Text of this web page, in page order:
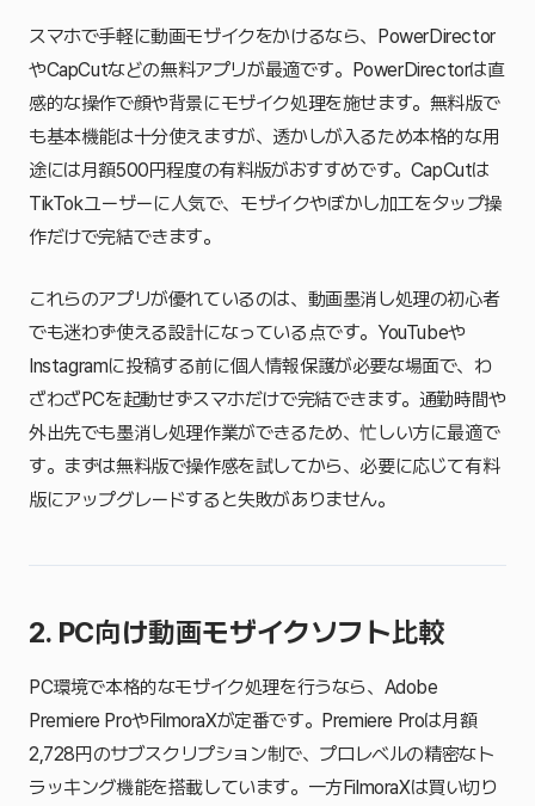
スマホで手軽に動画モザイクをかけるなら、PowerDirector
やCapCutなどの無料アプリが最適です。PowerDirectorは直
感的な操作で顔や背景にモザイク処理を施せます。無料版で
も基本機能は十分使えますが、透かしが入るため本格的な用
途には月額500円程度の有料版がおすすめです。CapCutは
TikTokユーザーに人気で、モザイクやぼかし加工をタップ操
作だけで完結できます。
これらのアプリが優れているのは、動画墨消し処理の初心者
でも迷わず使える設計になっている点です。YouTubeや
Instagramに投稿する前に個人情報保護が必要な場面で、わ
ざわざPCを起動せずスマホだけで完結できます。通勤時間や
外出先でも墨消し処理作業ができるため、忙しい方に最適で
す。まずは無料版で操作感を試してから、必要に応じて有料
版にアップグレードすると失敗がありません。
2. PC向け動画モザイクソフト比較
PC環境で本格的なモザイク処理を行うなら、Adobe
Premiere ProやFilmoraXが定番です。Premiere Proは月額
2,728円のサブスクリプション制で、プロレベルの精密なト
ラッキング機能を搭載しています。一方FilmoraXは買い切り